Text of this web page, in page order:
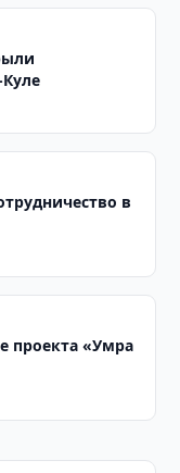
в
проекта «Умра